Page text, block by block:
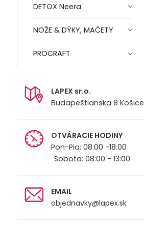
DETOX Neera
NOŽE & DÝKY, MAČETY
PROCRAFT
LAPEX sr.o.
Budapeštianska 8 Košice
OTVÁRACIE HODINY
Pon-Pia: 08:00 -18:00
Sobota: 08:00 - 13:00
EMAIL
objednavky@lapex.sk